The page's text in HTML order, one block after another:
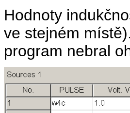
Hodnoty
ve stejném
program nebral